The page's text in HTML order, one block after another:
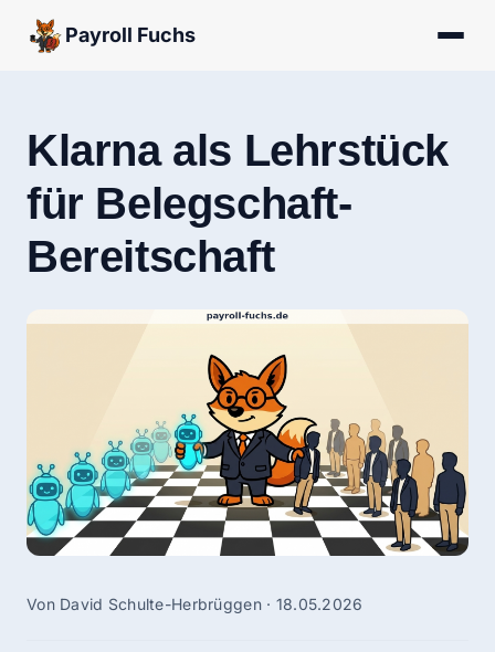
Payroll Fuchs
Klarna als Lehrstück
für Belegschaft-
Bereitschaft
Von David Schulte-Herbrüggen · 18.05.2026